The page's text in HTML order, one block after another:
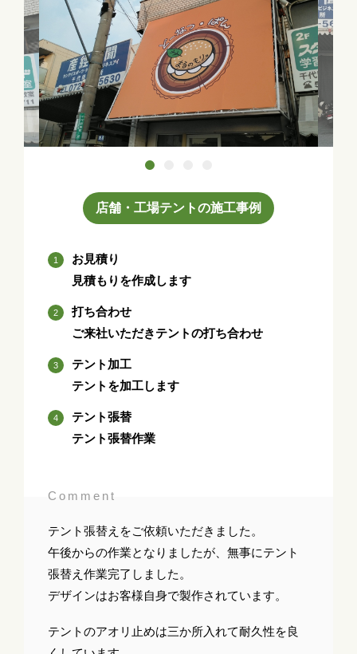
店舗・工場テントの施工事例
お見積り
見積もりを作成します
打ち合わせ
ご来社いただきテントの打ち合わせ
テント加工
テントを加工します
テント張替
テント張替作業
Comment
テント張替えをご依頼いただきました。
午後からの作業となりましたが、無事にテント
張替え作業完了しました。
デザインはお客様自身で製作されています。
テントのアオリ止めは三か所入れて耐久性を良